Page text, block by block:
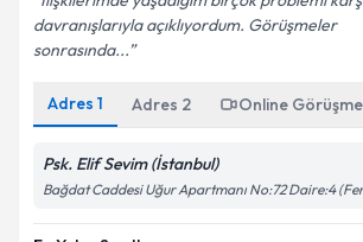
davranışlarıyla açıklıyordum. Görüşmeler
sonrasında...
Adres 1 Adres 2 Online Görüşme
Psk. Elif Sevim (İstanbul)
Bağdat Caddesi Uğur Apartmanı No:72 Daire:4